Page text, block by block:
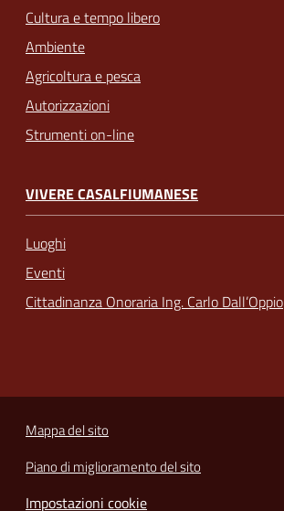
Cultura e tempo libero
Ambiente
Agricoltura e pesca
Autorizzazioni
Strumenti on-line
VIVERE CASALFIUMANESE
Luoghi
Eventi
Cittadinanza Onoraria Ing. Carlo Dall’Oppio
Mappa del sito
Piano di miglioramento del sito
Impostazioni cookie